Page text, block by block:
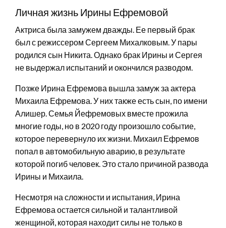
Личная жизнь Ирины Ефремовой
Актриса была замужем дважды. Ее первый брак
был с режиссером Сергеем Михалковым. У пары
родился сын Никита. Однако брак Ирины и Сергея
не выдержал испытаний и окончился разводом.
Позже Ирина Ефремова вышла замуж за актера
Михаила Ефремова. У них также есть сын, по имени
Алишер. Семья Йефремовых вместе прожила
многие годы, но в 2020 году произошло событие,
которое перевернуло их жизни. Михаил Ефремов
попал в автомобильную аварию, в результате
которой погиб человек. Это стало причиной развода
Ирины и Михаила.
Несмотря на сложности и испытания, Ирина
Ефремова остается сильной и талантливой
женщиной, которая находит силы не только в